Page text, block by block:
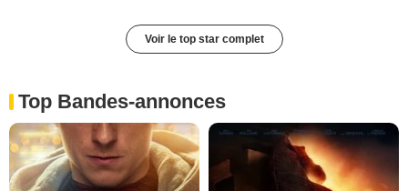
Voir le top star complet
Top Bandes-annonces